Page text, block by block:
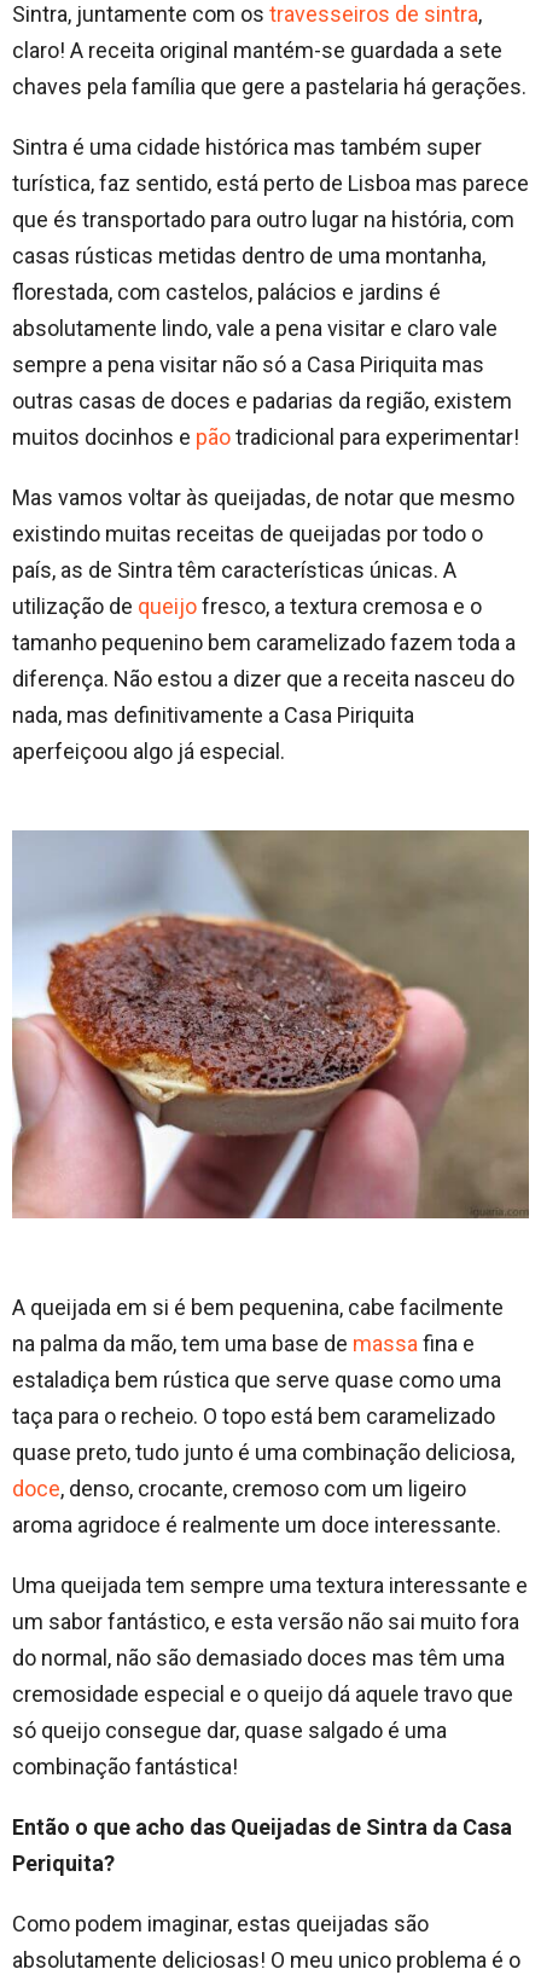
Sintra, juntamente com os travesseiros de sintra,
claro! A receita original mantém-se guardada a sete
chaves pela família que gere a pastelaria há gerações.
Sintra é uma cidade histórica mas também super
turística, faz sentido, está perto de Lisboa mas parece
que és transportado para outro lugar na história, com
casas rústicas metidas dentro de uma montanha,
florestada, com castelos, palácios e jardins é
absolutamente lindo, vale a pena visitar e claro vale
sempre a pena visitar não só a Casa Piriquita mas
outras casas de doces e padarias da região, existem
muitos docinhos e pãotradicional para experimentar!
Mas vamos voltar às queijadas, de notar que mesmo
existindo muitas receitas de queijadas por todo o
país, as de Sintra têm características únicas. A
utilização de queijofresco, a textura cremosa e o
tamanho pequenino bem caramelizado fazem toda a
diferença. Não estou a dizer que a receita nasceu do
nada, mas definitivamente a Casa Piriquita
aperfeiçoou algo já especial.
A queijada em si é bem pequenina, cabe facilmente
na palma da mão, tem uma base de massa fina e
estaladiça bem rústica que serve quase como uma
taça para o recheio. O topo está bem caramelizado
quase preto, tudo junto é uma combinação deliciosa,
doce, denso, crocante, cremoso com um ligeiro
aroma agridoce é realmente um doce interessante.
Uma queijada tem sempre uma textura interessante e
um sabor fantástico, e esta versão não sai muito fora
do normal, não são demasiado doces mas têm uma
cremosidade especial e o queijo dá aquele travo que
só queijo consegue dar, quase salgado é uma
combinação fantástica!
Então o que acho das Queijadas de Sintra da Casa
Periquita?
Como podem imaginar, estas queijadas são
absolutamente deliciosas! O meu unico problema é o